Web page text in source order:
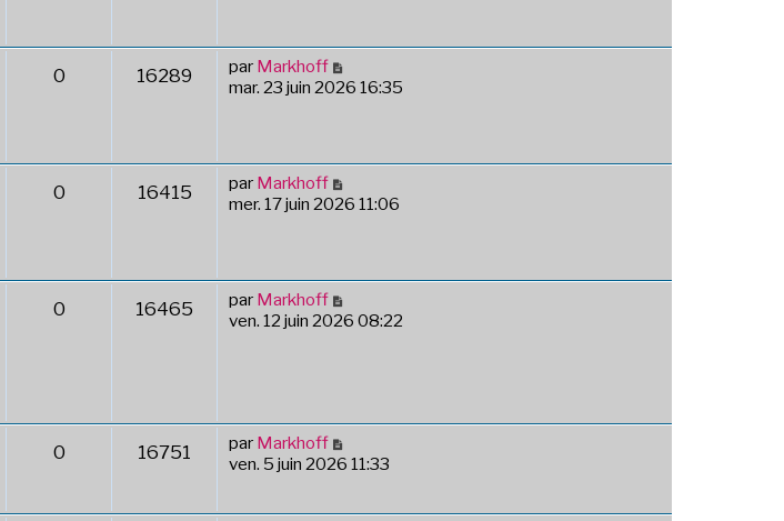
0 16289 par Markhoff
mar. 23 juin 2026 16:35
0 16415 par Markhoff
mer. 17 juin 2026 11:06
0 16465 par Markhoff
ven. 12 juin 2026 08:22
0 16751 par Markhoff
ven. 5 juin 2026 11:33